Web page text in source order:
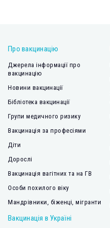
Про вакцинацію
Джерела інформації про
вакцинацію
Новини вакцинації
Бібліотека вакцинації
Групи медичного ризику
Вакцинація за професіями
Діти
Дорослі
Вакцинація вагітних та на ГВ
Особи похилого віку
Мандрівники, біженці, мігранти
Вакцинація в Україні